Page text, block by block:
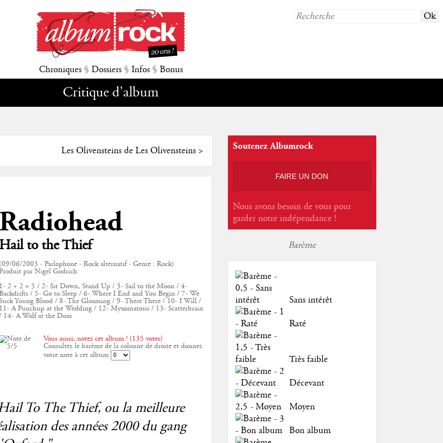
Chroniques § Dossiers § Infos § Bonus
Critique d'album
Les Olivensteins de Les Olivensteins>
to the Thief
06/2003 - Parlophone - Rock alternatif - Genre : Rock)
par Nigel Godrich
2 + 2 = 5 / 2- Sit Down, Stand Up / 3- Sail to the Moon / 4-
/ 5- Go to Sleep / 6- Where I End and You Begin / 7- We
Young Blood / 8- The Gloaming / 9- There There / 10- I Will /
A Punchup at the Wedding / 12- Myxomatosis / 13- Scatterbrain
14- A Wolf at the Door
Vous aussi, notez cet album ! (135 votes)
Consultez le barème de la colonne de droite et donnez
votre note à cet album
To The Thief, ou la meilleure
des années 2000 du gang
Soutenez Albumrock
FAIRE UN DON
Nous avons besoin de vous pour
garder notre indépendance !
Barème
Sans intérêt
Raté
Très faible
Décevant
Moyen
Bon album